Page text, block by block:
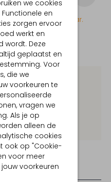
we cookies
en
zorgen ervoor
werkt en
wordt. Deze
geplaatst en
Voor
die we
voorkeuren te
vragen we
Als je op
alleen de
cookies
ook op "Cookie-
voor meer
voorkeuren
niet beschikbaar.
19 boutiques
€ 100,-
dagen